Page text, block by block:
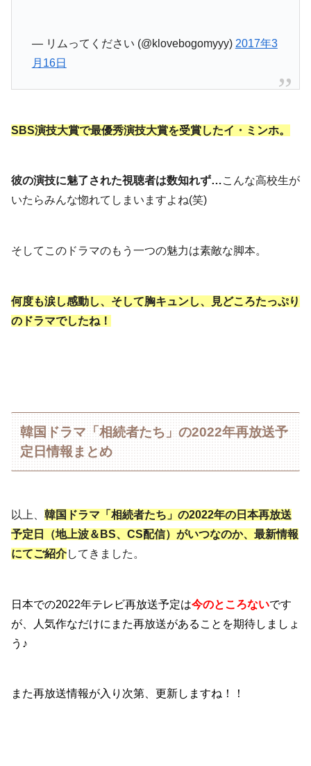
— リムってください (@klovebogomyyy) 2017年3
月16日
SBS演技大賞で最優秀演技大賞を受賞したイ・ミンホ。
彼の演技に魅了された視聴者は数知れず…こんな高校生が
いたらみんな惚れてしまいますよね(笑)
そしてこのドラマのもう一つの魅力は素敵な脚本。
何度も涙し感動し、そして胸キュンし、見どころたっぷり
のドラマでしたね！
韓国ドラマ「相続者たち」の2022年再放送予
定日情報まとめ
以上、 韓国ドラマ「相続者たち」の2022年の日本再放送
予定日（地上波＆BS、CS配信）がいつなのか、 最新情報
にてご紹介してきました。
日本での2022年テレビ再放送予定は今のところないです
が、人気作なだけにまた再放送があることを期待しましょ
う♪
また再放送情報が入り次第、更新しますね！！